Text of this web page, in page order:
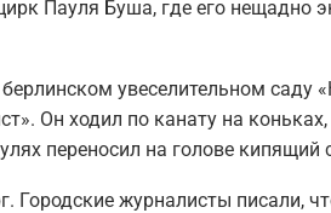
Пауля Буша, где его нещадно
увеселительном саду
Он ходил по канату на
переносил на голове кипящий
Городские журналисты писали,